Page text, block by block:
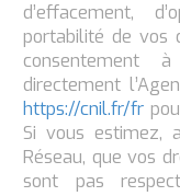
d’effacement,
portabilité de vos
consentement
directement
https://cnil.fr/fr
Si vous estimez,
Réseau, que vos
sont pas